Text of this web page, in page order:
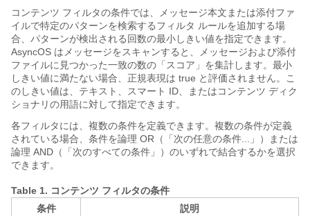
コンテンツ フィルタの条件では、メッセージ本文または添付ファ
イルで特定のパターンを検索するフィルタ ルールを追加する場
合、パターンが検出される回数の最小しきい値を指定できます。
AsyncOS はメッセージをスキャンすると、メッセージおよび添付
ファイルに見つかった一致の数の「スコア」を集計します。最小
しきい値に満たない場合、正規表現は true と評価されません。こ
のしきい値は、テキスト、スマート ID、またはコンテンツ ディク
ショナリの用語に対して指定できます。
各フィルタには、複数の条件を定義できます。複数の条件が定義
されている場合、条件を論理 OR（「次の任意の条件...」）または
論理 AND（「次のすべての条件」）のいずれで結合するかを選択
できます。
Table 1. コンテンツ フィルタの条件
条件
説明